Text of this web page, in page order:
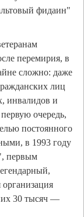
фидаин"
перемирия, в
сложно: даже
лиц
инвалидов и
очередь,
постоянного
в 1993 году
первым
30 тысяч —